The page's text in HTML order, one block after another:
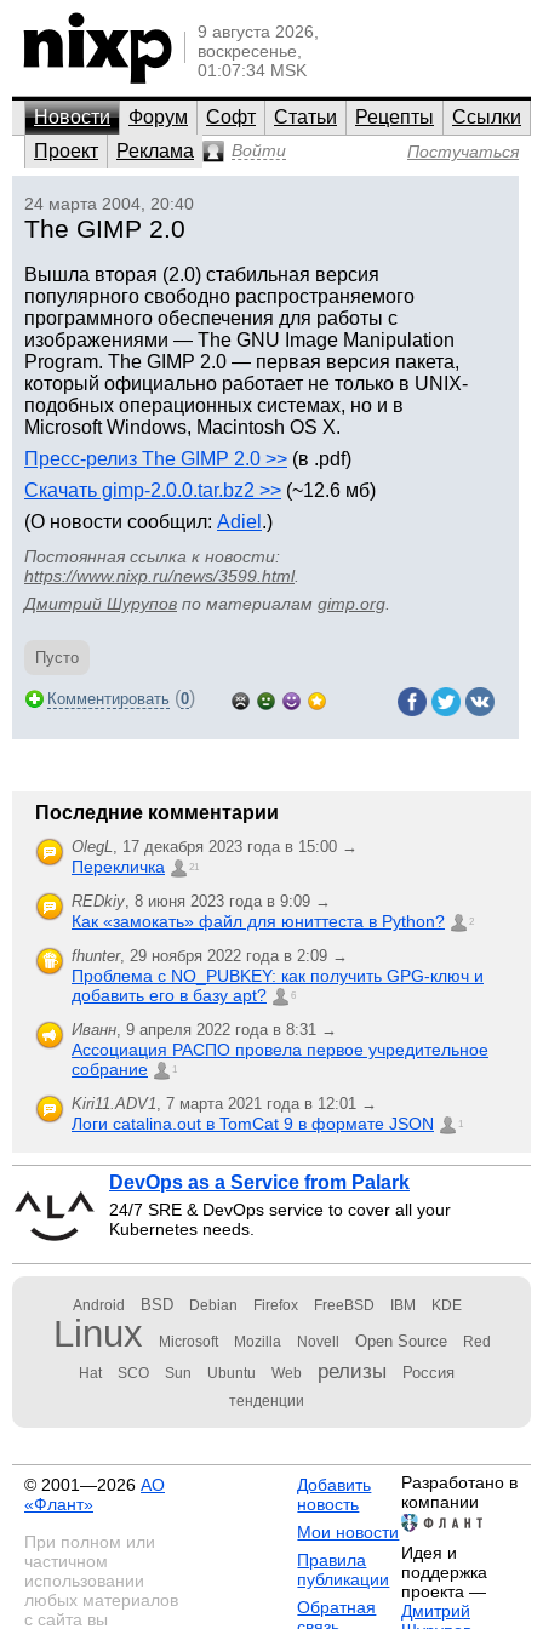
9 августа 2026,
воскресенье,
01:07:34 MSK
Новости Форум Софт Статьи Рецепты
Ссылки
Проект
Реклама Войти Постучаться
24 марта 2004, 20:40
The GIMP 2.0
Вышла вторая (2.0) стабильная версия
популярного свободно распространяемого
программного обеспечения для работы с
изображениями — The GNU Image Manipulation
Program. The GIMP 2.0 — первая версия пакета,
который официально работает не только в UNIX-
подобных операционных системах, но и в
Microsoft Windows, Macintosh OS X.
Пресс-релиз The GIMP 2.0 >> (в .pdf)
Скачать gimp-2.0.0.tar.bz2 >> (~12.6 мб)
(О новости сообщил: Adiel .)
Постоянная ссылка к новости:
https://www.nixp.ru/news/3599.html.
Дмитрий Шурупов по материалам gimp.org
Пусто
Комментировать (0)
Последние комментарии
OlegL, 17 декабря 2023 года в 15:00 →
Перекличка 21
REDkiy, 8 июня 2023 года в 9:09 →
Как «замокать» файл для юниттеста в Python? 2
fhunter, 29 ноября 2022 года в 2:09 →
Проблема с NO_PUBKEY: как получить GPG-ключ и
добавить его в базу apt?
6
Иванн, 9 апреля 2022 года в 8:31 →
Ассоциация РАСПО провела первое учредительное
собрание
1
Kiri11.ADV1, 7 марта 2021 года в 12:01 →
Логи catalina.out в TomCat 9 в формате JSON 1
DevOps as a Service from Palark
24/7 SRE & DevOps service to cover all your
Kubernetes needs.
Android BSD Debian Firefox FreeBSD IBM KDE
Linux Microsoft Mozilla Novell Open Source Red
Hat SCO Sun Ubuntu Web релизы Россия
тенденции
© 2001—2026 АО
«Флант»
При полном или
частичном
использовании
любых материалов
с сайта вы
Добавить
новость
Мои новости
Правила
публикации
Обратная
Разработано в
компании
Идея и
поддержка
проекта —
Дмитрий